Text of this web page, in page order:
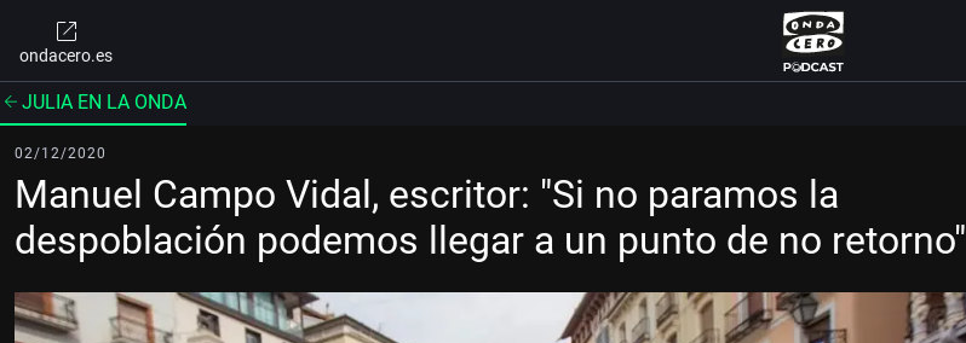
ondacero.es
JULIA EN LA ONDA
02/12/2020
Manuel Campo Vidal, escritor: "Si no paramos la
despoblación podemos llegar a un punto de no retorno"